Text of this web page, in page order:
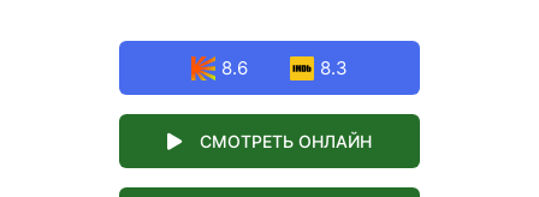
8.6 8.3
СМОТРЕТЬ ОНЛАЙН